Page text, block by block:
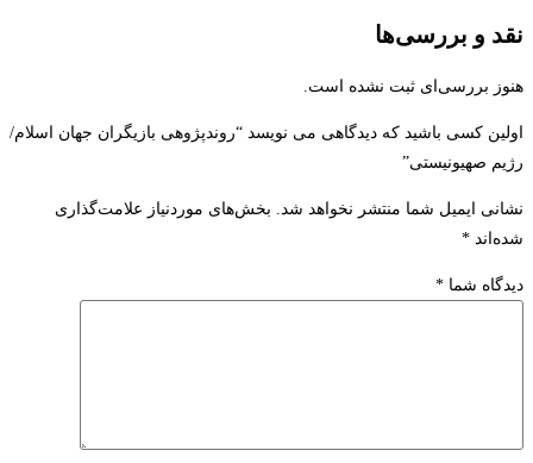
نقد و بررسی‌ها
هنوز بررسی‌ای ثبت نشده است.
اولین کسی باشید که دیدگاهی می نویسد “روندپژوهی بازیگران جهان اسلام/
رژیم صهیونیستی”
نشانی ایمیل شما منتشر نخواهد شد. بخش‌های موردنیاز علامت‌گذاری
شده‌اند *
دیدگاه شما *